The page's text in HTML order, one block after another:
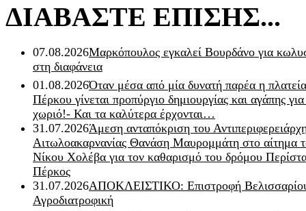
ΔΙΑΒΑΣΤΕ ΕΠΙΣΗΣ...
07.08.2026Μαρκόπουλος εγκαλεί Βουρδάνο για
στη διαφάνεια
01.08.2026Όταν μέσα από μία δυνατή παρέα η
Πέρκου γίνεται προπύργιο δημιουργίας και αγάπης
χωριό!- Και τα καλύτερα έρχονται…
31.07.2026Άμεση ανταπόκριση του
Αιτωλοακαρνανίας Θανάση Μαυρομμάτη στο αίτημα
Νίκου Χολέβα για τον καθαρισμό του δρόμου
Πέρκος
31.07.2026ΑΠΟΚΛΕΙΣΤΙΚΟ: Επιστροφή
Αγροδιατροφική